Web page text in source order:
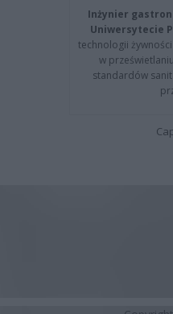
Inżynier
Uniwersytecie
technologii
w
standardów